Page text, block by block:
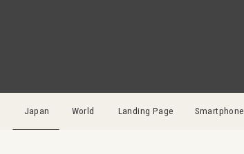
Japan World Landing Page Smartphone